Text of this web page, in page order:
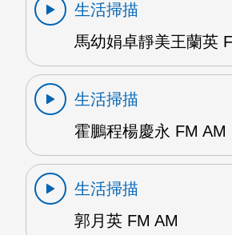
生活掃描
馬幼娟卓靜美王蘭英
生活掃描
霍鵬程楊慶永 FM AM
生活掃描
郭月英 FM AM